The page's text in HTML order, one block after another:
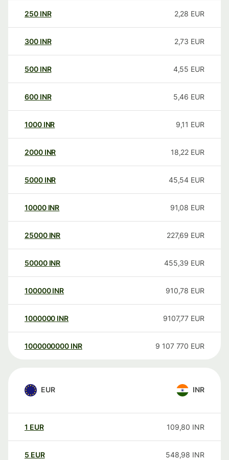
250 INR 2,28 EUR
300 INR 2,73 EUR
500 INR 4,55 EUR
600 INR 5,46 EUR
1000 INR 9,11 EUR
2000 INR 18,22 EUR
5000 INR 45,54 EUR
10000 INR 91,08 EUR
25000 INR 227,69 EUR
50000 INR 455,39 EUR
100000 INR 910,78 EUR
1000000 INR 9107,77 EUR
1000000000 INR 9 107 770 EUR
EUR INR
1 EUR 109,80 INR
5 EUR 548,98 INR